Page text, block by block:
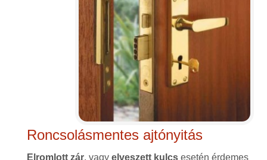
Roncsolásmentes ajtónyitás
Elromlott zár, vagy elveszett kulcsesetén érdemes